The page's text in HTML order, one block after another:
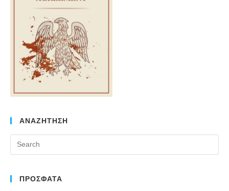
ΑΝΑΖΗΤΗΣΗ
ΠΡΟΣΦΑΤΑ